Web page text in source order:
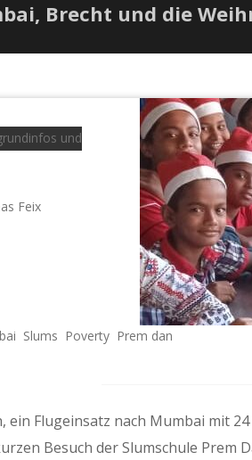
Brecht und die
und
Feix
Slums Poverty Prem dan
ein Flugeinsatz nach Mumbai mit
Besuch der Slumschule Prem